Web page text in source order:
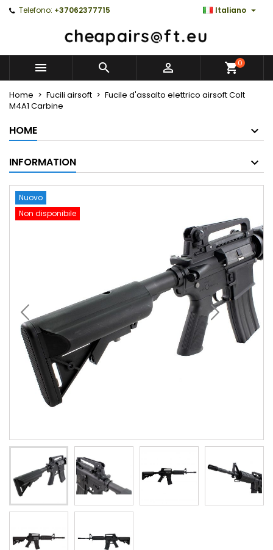
Telefono: +37062377715 Italiano 
   0
Home Fucili airsoft
Fucile d'assalto elettrico airsoft Colt
M4A1 Carbine
HOME
INFORMATION
Nuovo
Non disponibile